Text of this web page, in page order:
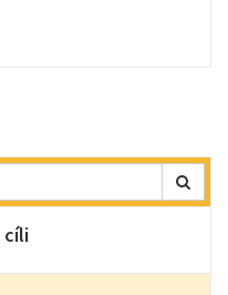
Hledat
cíli